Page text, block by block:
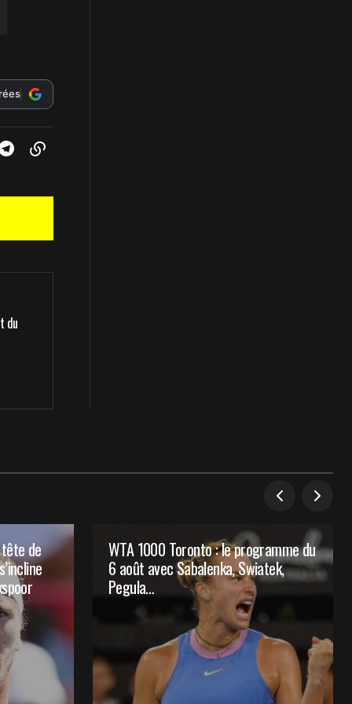
du
de
WTA 1000 Toronto : le programme du
6 août avec Sabalenka, Swiatek,
Pegula…